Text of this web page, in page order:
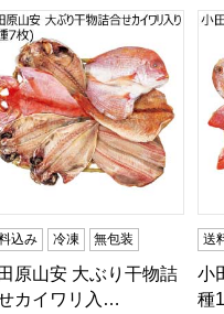
一夜干し・真あじ丸干
原山安 大ぶり干物詰合せ
込み 冷凍 無包装
原山安 大ぶり干物詰
カイワリ入…
小
送
小
種